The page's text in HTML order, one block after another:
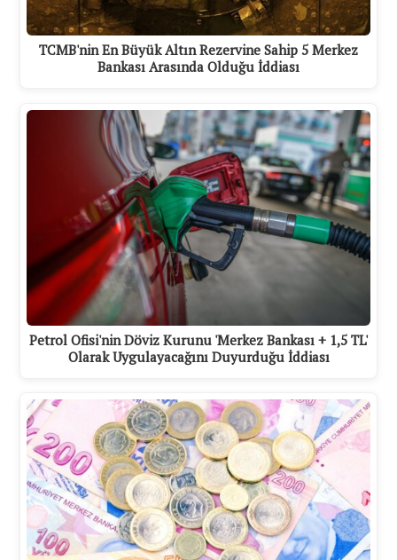
TCMB'nin En Büyük Altın Rezervine Sahip 5 Merkez
Bankası Arasında Olduğu İddiası
Petrol Ofisi'nin Döviz Kurunu 'Merkez Bankası + 1,5 TL'
Olarak Uygulayacağını Duyurduğu İddiası